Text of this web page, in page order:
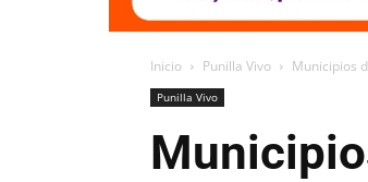
Inicio Punilla Vivo Municipios
Punilla Vivo